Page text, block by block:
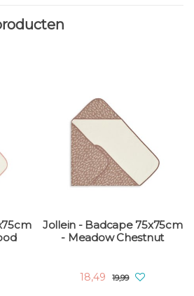
Jollein - Badcape 75x75cm
- Meadow Chestnut
18,49 19,99